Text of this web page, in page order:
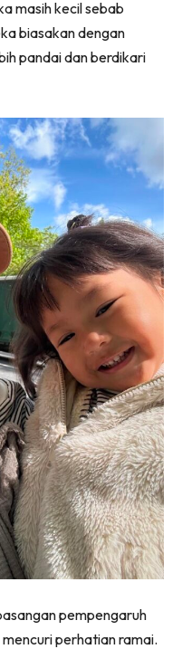
masih kecil sebab
biasakan dengan
pandai dan berdikari
pempengaruh
perhatian ramai.